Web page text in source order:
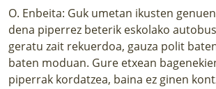
O. Enbeita: Guk umetan ikusten
dena piperrez beterik eskolako
geratu zait rekuerdoa, gauza polit
baten moduan. Gure etxean
piperrak kordatzea, baina ez ginen